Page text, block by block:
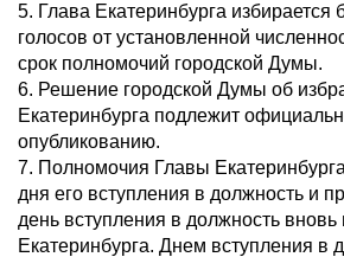
5. Глава Екатеринбурга избирается
голосов от установленной
срок полномочий городской Думы.
6. Решение городской Думы об
Екатеринбурга подлежит
опубликованию.
7. Полномочия Главы
дня его вступления в должность и
день вступления в должность
Екатеринбурга. Днем вступления в